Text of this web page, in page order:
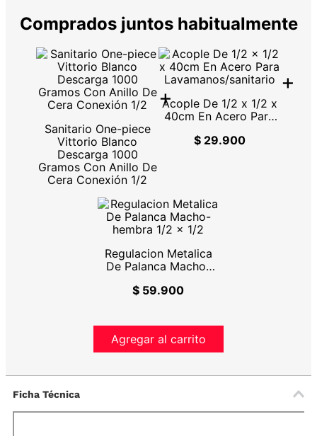
Comprados juntos habitualmente
Sanitario One-piece
Vittorio Blanco
Descarga 1000
Gramos Con Anillo De
Cera Conexión 1/2
+
Acople De 1/2 x 1/2 x
40cm En Acero Para
$ 29.900
+
Regulacion Metalica
De Palanca Macho-
$ 59.900
Agregar al carrito
Ficha Técnica